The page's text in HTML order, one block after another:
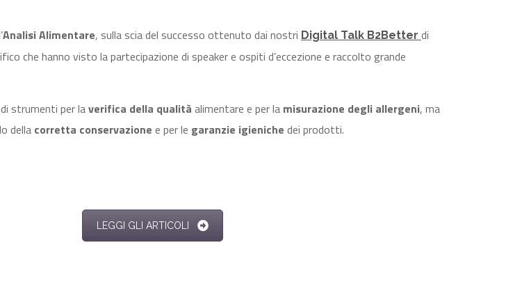
Analisi Alimentare, sulla scia del successo ottenuto dai nostri Digital Talk B2Better di
che hanno visto la partecipazione di speaker e ospiti d’eccezione e raccolto grande
strumenti per laverifica della qualità alimentare e per la misurazione degli allergeni, ma
della corretta conservazione e per le garanzie igieniche dei prodotti.
LEGGI GLI ARTICOLI